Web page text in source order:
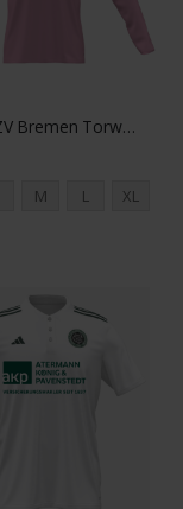
adidas CZV Bremen Torwarttrikot Langarm rosa
M L
XL